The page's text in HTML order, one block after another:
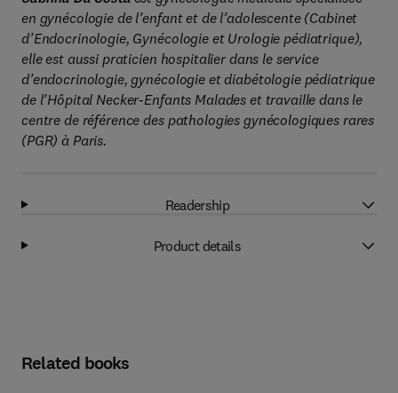
en gynécologie de l’enfant et de l’adolescente (Cabinet
d’Endocrinologie, Gynécologie et Urologie pédiatrique),
elle est aussi praticien hospitalier dans le service
d’endocrinologie, gynécologie et diabétologie pédiatrique
de l’Hôpital Necker-Enfants Malades et travaille dans le
centre de référence des pathologies gynécologiques rares
(PGR) à Paris.
Readership
Product details
Related books